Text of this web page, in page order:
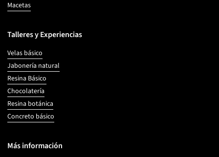
Macetas
Talleres y Experiencias
Velas básico
Jabonería natural
Resina Básico
Chocolatería
Resina botánica
Concreto básico
Más información